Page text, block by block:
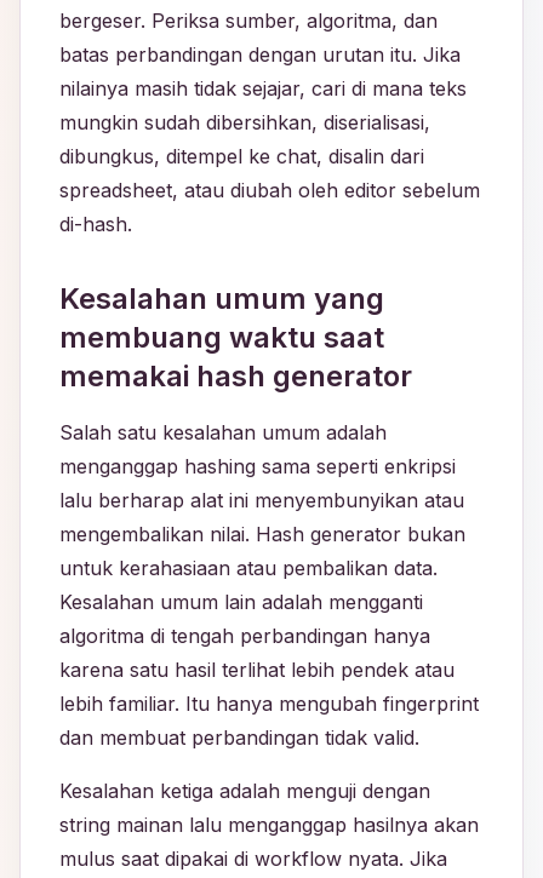
bergeser. Periksa sumber, algoritma, dan
batas perbandingan dengan urutan itu. Jika
nilainya masih tidak sejajar, cari di mana teks
mungkin sudah dibersihkan, diserialisasi,
dibungkus, ditempel ke chat, disalin dari
spreadsheet, atau diubah oleh editor sebelum
di-hash.
Kesalahan umum yang
membuang waktu saat
memakai hash generator
Salah satu kesalahan umum adalah
menganggap hashing sama seperti enkripsi
lalu berharap alat ini menyembunyikan atau
mengembalikan nilai. Hash generator bukan
untuk kerahasiaan atau pembalikan data.
Kesalahan umum lain adalah mengganti
algoritma di tengah perbandingan hanya
karena satu hasil terlihat lebih pendek atau
lebih familiar. Itu hanya mengubah fingerprint
dan membuat perbandingan tidak valid.
Kesalahan ketiga adalah menguji dengan
string mainan lalu menganggap hasilnya akan
mulus saat dipakai di workflow nyata. Jika